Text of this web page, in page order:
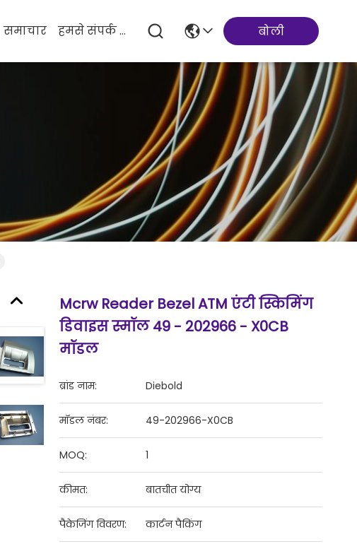
समाचार हमसे संपर्क करें बोली
Mcrw Reader Bezel ATM एंटी स्किमिंग
डिवाइस स्मॉल 49 - 202966 - X0CB
मॉडल
ब्रांड नाम: Diebold
मॉडल नंबर: 49-202966-X0CB
MOQ: 1
कीमत: बातचीत योग्य
पैकेजिंग विवरण: कार्टन पैकिंग